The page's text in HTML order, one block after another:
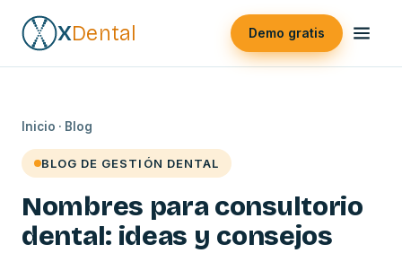
XDental Demo gratis
Inicio · Blog
BLOG DE GESTIÓN DENTAL
Nombres para consultorio
dental: ideas y consejos